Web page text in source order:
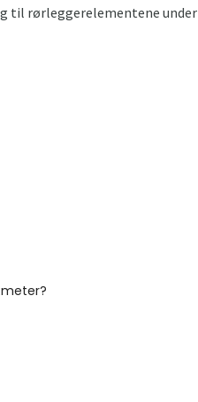
til rørleggerelementene under